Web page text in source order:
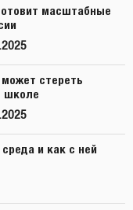
масштабные
стереть
школе
и как с ней